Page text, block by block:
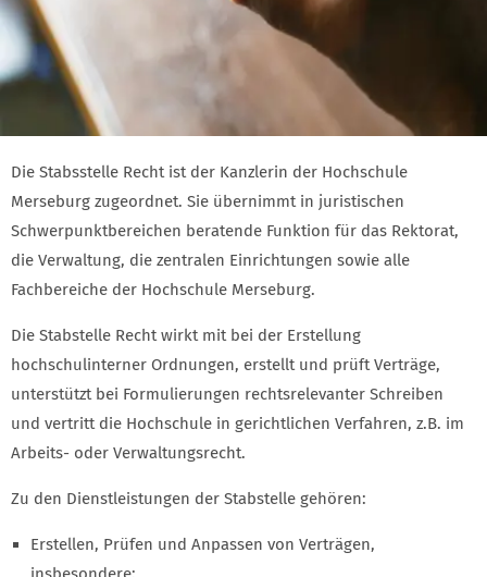
STABSSTELLE RECHT VORSTELLUNG UND
Die Stabsstelle Recht ist der Kanzlerin der Hochschule
Merseburg zugeordnet. Sie übernimmt in juristischen
Schwerpunktbereichen beratende Funktion für das Rektorat,
die Verwaltung, die zentralen Einrichtungen sowie alle
Fachbereiche der Hochschule Merseburg.
Die Stabstelle Recht wirkt mit bei der Erstellung
hochschulinterner Ordnungen, erstellt und prüft Verträge,
unterstützt bei Formulierungen rechtsrelevanter Schreiben
und vertritt die Hochschule in gerichtlichen Verfahren, z.B. im
Arbeits- oder Verwaltungsrecht.
Zu den Dienstleistungen der Stabstelle gehören:
Erstellen, Prüfen und Anpassen von Verträgen,